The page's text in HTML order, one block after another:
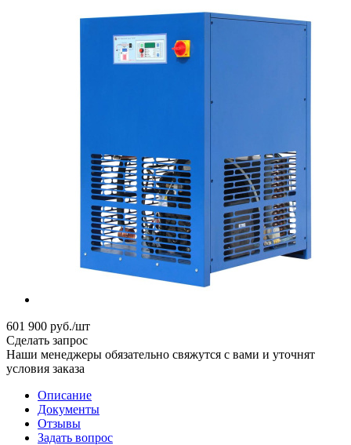
601 900 руб./шт
Сделать запрос
Наши менеджеры обязательно свяжутся с вами и уточнят
условия заказа
Описание
Документы
Отзывы
Задать вопрос